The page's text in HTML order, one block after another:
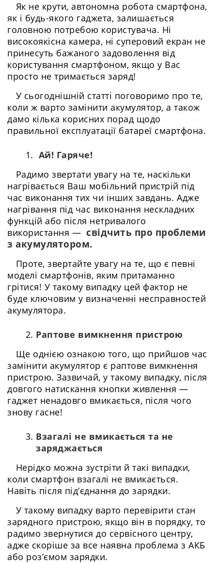
Як не крути, автономна робота смартфона,
як і будь-якого гаджета, залишається
головною потребою користувача. Ні
високоякісна камера, ні суперовий екран не
принесуть бажаного задоволення від
користування смартфоном, якщо у Вас
просто не тримається заряд!
У сьогоднішній статті поговоримо про те,
коли ж варто замінити акумулятор, а також
дамо кілька корисних порад щодо
правильної експлуатації батареї смартфона.
Ай! Гаряче!
Радимо звертати увагу на те, наскільки
нагрівається Ваш мобільний пристрій під
час виконання тих чи інших завдань. Адже
нагрівання під час виконання нескладних
функцій або після нетривалого
використання — свідчить про проблеми
з акумулятором.
Проте, звертайте увагу на те, що є певні
моделі смартфонів, яким притаманно
грітися! У такому випадку цей фактор не
буде ключовим у визначенні несправностей
акумулятора.
Раптове вимкнення пристрою
Ще однією ознакою того, що прийшов час
замінити акумулятор є раптове вимкнення
пристрою. Зазвичай, у такому випадку, після
довгого натискання кнопки живлення —
гаджет ненадовго вмикається, після чого
знову гасне!
Взагалі не вмикається та не
заряджається
Нерідко можна зустріти й такі випадки,
коли смартфон взагалі не вмикається.
Навіть після під’єднання до зарядки.
У такому випадку варто перевірити стан
зарядного пристрою, якщо він в порядку, то
радимо звернутися до сервісного центру,
адже скоріше за все наявна проблема з АКБ
або роз’ємом зарядки.